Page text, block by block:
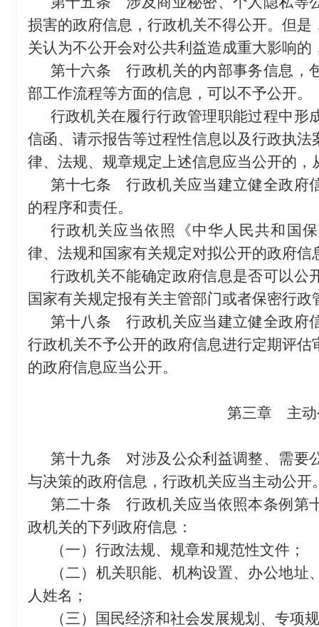
损害的政府信息，行政机关不得公开。但
关认为不公开会对公共利益造成重大影响的
第十六条 行政机关的内部事务信息，
部工作流程等方面的信息，可以不予公开。
行政机关在履行行政管理职能过程中形
信函、请示报告等过程性信息以及行政执
律、法规、规章规定上述信息应当公开的，
第十七条 行政机关应当建立健全政府
的程序和责任。
行政机关应当依照《中华人民共和国
律、法规和国家有关规定对拟公开的政府信
行政机关不能确定政府信息是否可以公
国家有关规定报有关主管部门或者保密行政
第十八条 行政机关应当建立健全政府
行政机关不予公开的政府信息进行定期评
的政府信息应当公开。
第三章 主动
第十九条 对涉及公众利益调整、需要
与决策的政府信息，行政机关应当主动公开
第二十条 行政机关应当依照本条例第
政机关的下列政府信息：
（一）行政法规、规章和规范性文件；
（二）机关职能、机构设置、办公地
人姓名；
（三）国民经济和社会发展规划、专项